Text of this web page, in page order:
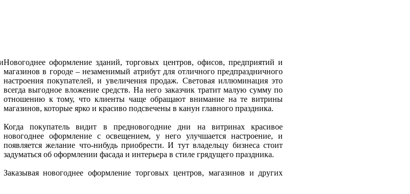
Новогоднее оформление зданий, торговых центров, офисов, предприятий и
магазинов в городе – незаменимый атрибут для отличного предпраздничного
настроения покупателей, и увеличения продаж. Световая иллюминация это
всегда выгодное вложение средств. На него заказчик тратит малую сумму по
отношению к тому, что клиенты чаще обращают внимание на те витрины
магазинов, которые ярко и красиво подсвечены в канун главного праздника.
Когда покупатель видит в предновогодние дни на витринах красивое
новогоднее оформление с освещением, у него улучшается настроение, и
появляется желание что-нибудь приобрести. И тут владельцу бизнеса стоит
задуматься об оформлении фасада и интерьера в стиле грядущего праздника.
Заказывая новогоднее оформление торговых центров, магазинов и других